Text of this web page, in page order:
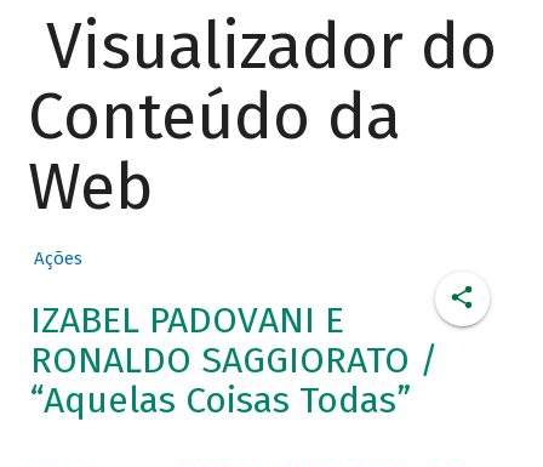
Visualizador do
Conteúdo da
Web
Ações
IZABEL PADOVANI E
RONALDO SAGGIORATO /
“Aquelas Coisas Todas”